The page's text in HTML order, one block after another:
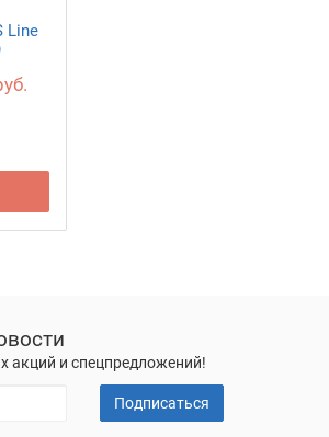
Line
акций и спецпредложений!
Подписаться